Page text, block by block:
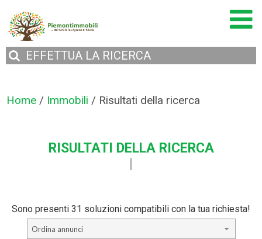
EFFETTUA LA RICERCA
Home / Immobili / Risultati della ricerca
RISULTATI DELLA RICERCA
Sono presenti 31 soluzioni compatibili con la tua richiesta!
Ordina annunci